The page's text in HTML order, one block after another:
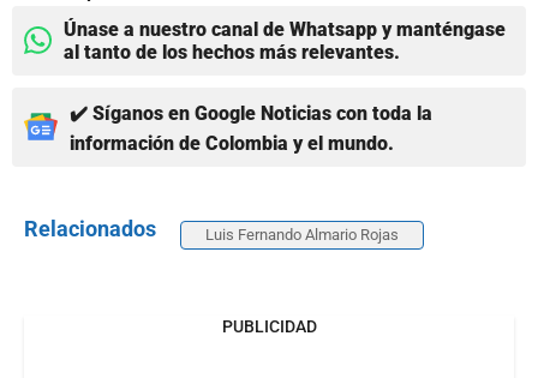
Únase a nuestro canal de Whatsapp y manténgase
al tanto de los hechos más relevantes.
✔️ Síganos en Google Noticias con toda la
información de Colombia y el mundo.
Relacionados Luis Fernando Almario Rojas
PUBLICIDAD